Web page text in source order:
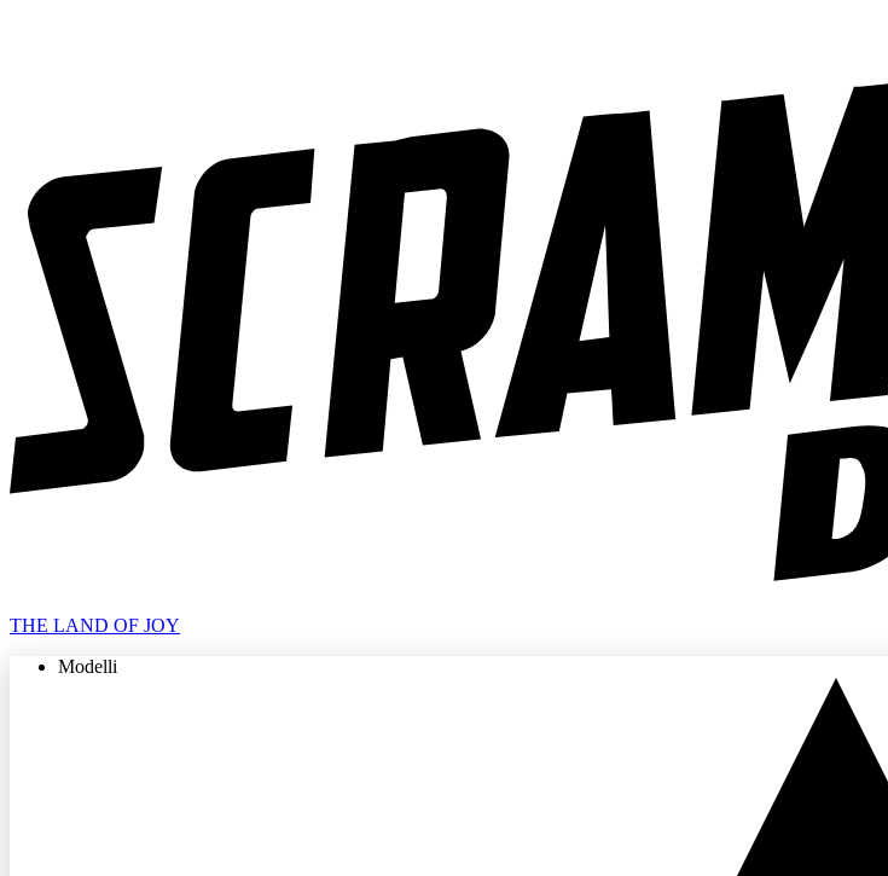
THE LAND OF JOY
Modelli